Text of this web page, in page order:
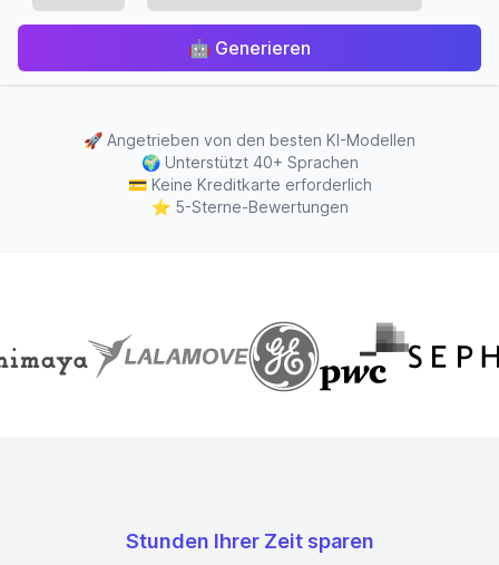
🤖 Generieren
🚀 Angetrieben von den besten KI-Modellen
🌍 Unterstützt 40+ Sprachen
💳 Keine Kreditkarte erforderlich
⭐ 5-Sterne-Bewertungen
Stunden Ihrer Zeit sparen